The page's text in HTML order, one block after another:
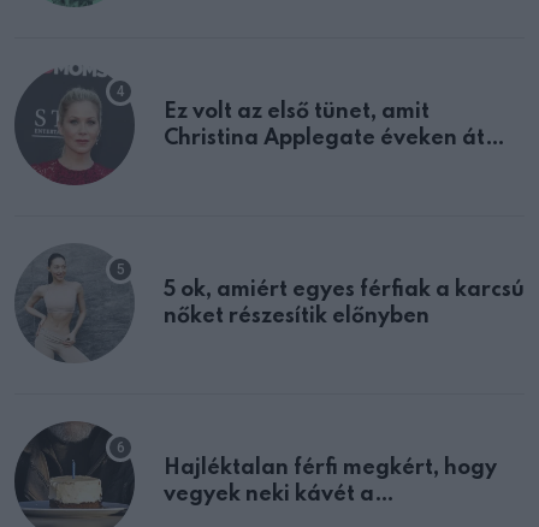
Ez volt az első tünet, amit
Christina Applegate éveken át
5 ok, amiért egyes férfiak a karcsú
nőket részesítik előnyben
Hajléktalan férfi megkért, hogy
vegyek neki kávét a